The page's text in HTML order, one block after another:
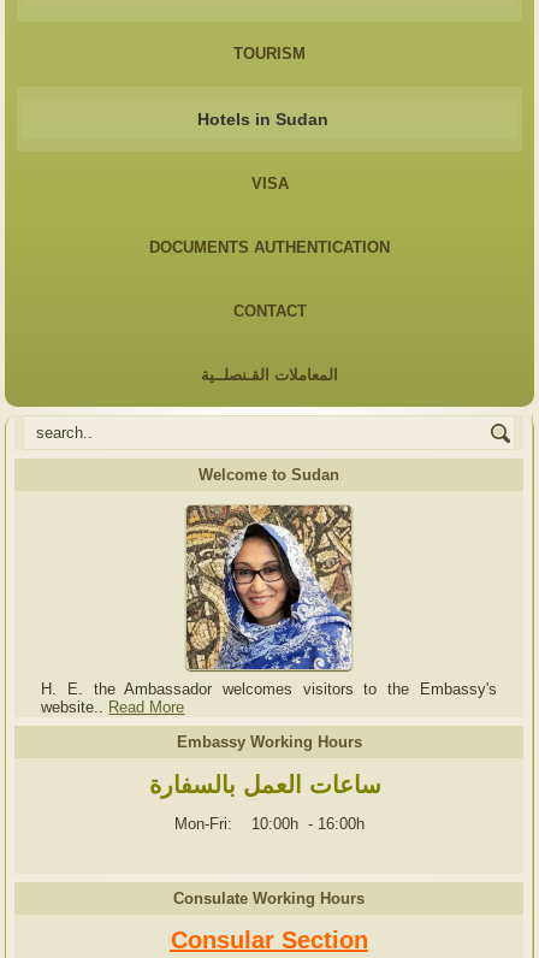
TOURISM
Hotels in Sudan
VISA
DOCUMENTS AUTHENTICATION
CONTACT
المعاملات القـنصلــية
Welcome to Sudan
H. E. the Ambassador welcomes visitors to the Embassy's
website..
Read More
Embassy Working Hours
ساعات العمل بالسفارة
Mon-Fri: 10:00h - 16:00h
Consulate Working Hours
Consular Section